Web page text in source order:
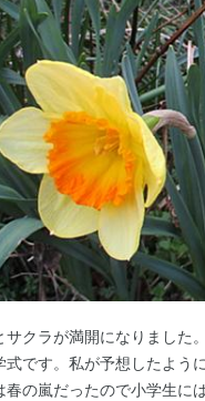
サクラが満開になりました
式です。私が予想したよう
春の嵐だったので小学生に